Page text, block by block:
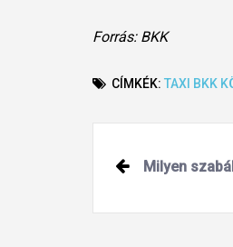
Forrás: BKK
CÍMKÉK: TAXI BKK
Post
navigation
Milyen